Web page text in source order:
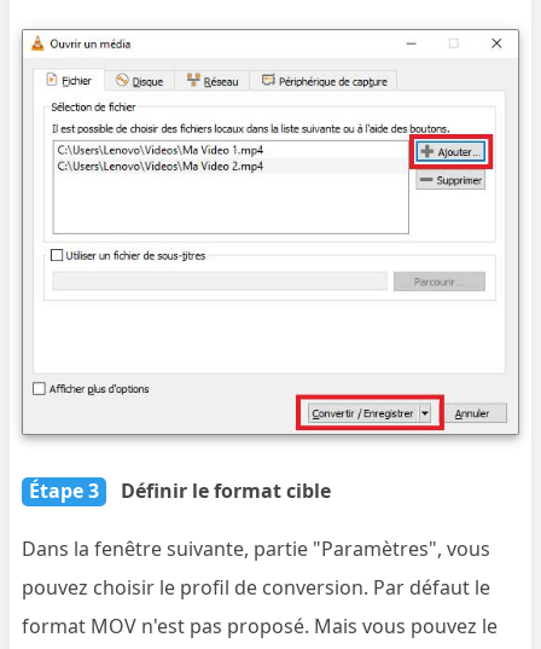
Étape 3 Définir le format cible
Dans la fenêtre suivante, partie "Paramètres", vous
pouvez choisir le profil de conversion. Par défaut le
format MOV n'est pas proposé. Mais vous pouvez le